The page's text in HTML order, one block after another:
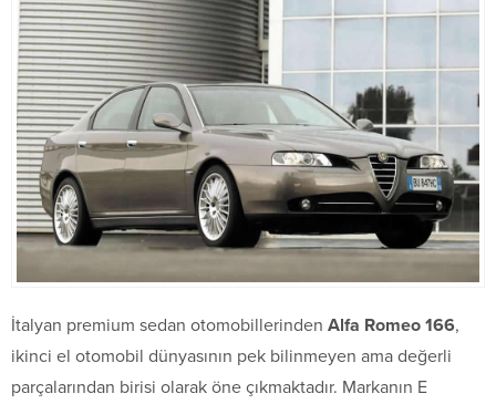
İtalyan premium sedan otomobillerinden Alfa Romeo 166,
ikinci el otomobil dünyasının pek bilinmeyen ama değerli
parçalarından birisi olarak öne çıkmaktadır. Markanın E